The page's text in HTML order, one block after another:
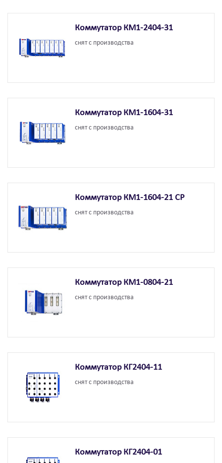
Коммутатор КМ1-2404-31
снят с производства
Коммутатор КМ1-1604-31
снят с производства
Коммутатор КМ1-1604-21 СР
снят с производства
Коммутатор КМ1-0804-21
снят с производства
Коммутатор КГ2404-11
снят с производства
Коммутатор КГ2404-01